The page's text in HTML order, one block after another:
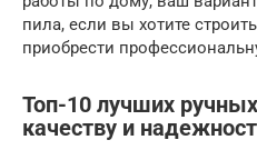
пила, если вы хотите
приобрести
Топ-10 лучших
качеству и